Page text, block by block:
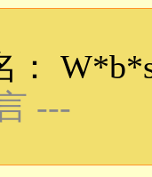
---